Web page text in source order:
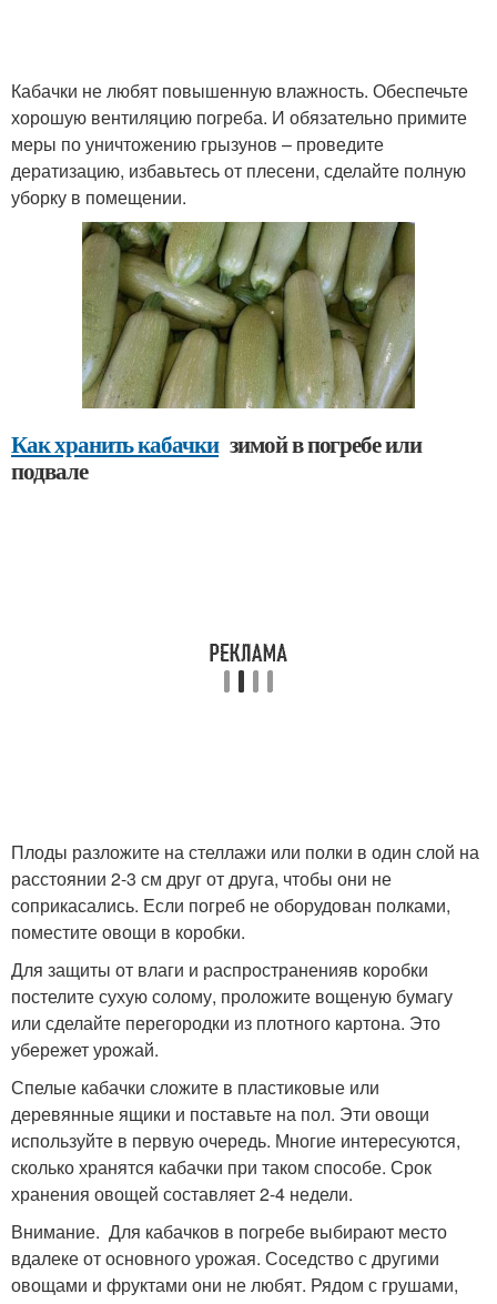
Кабачки не любят повышенную влажность. Обеспечьте
хорошую вентиляцию погреба. И обязательно примите
меры по уничтожению грызунов – проведите
дератизацию, избавьтесь от плесени, сделайте полную
уборку в помещении.
Как хранить кабачкизимой в погребе или
подвале
Плоды разложите на стеллажи или полки в один слой на
расстоянии 2-3 см друг от друга, чтобы они не
соприкасались. Если погреб не оборудован полками,
поместите овощи в коробки.
Для защиты от влаги и распространенияв коробки
постелите сухую солому, проложите вощеную бумагу
или сделайте перегородки из плотного картона. Это
убережет урожай.
Спелые кабачки сложите в пластиковые или
деревянные ящики и поставьте на пол. Эти овощи
используйте в первую очередь. Многие интересуются,
сколько хранятся кабачки при таком способе. Срок
хранения овощей составляет 2-4 недели.
Внимание. Для кабачков в погребе выбирают место
вдалеке от основного урожая. Соседство с другими
овощами и фруктами они не любят. Рядом с грушами,